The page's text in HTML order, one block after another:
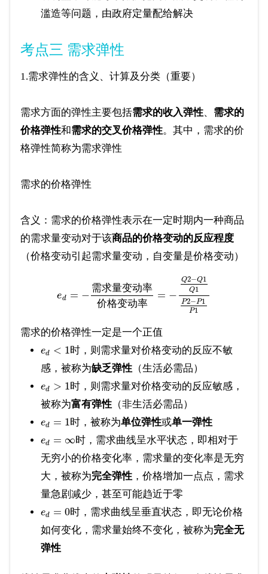
滥造等问题，由政府定量配给解决
考点三 需求弹性
1.需求弹性的含义、计算及分类（重要）
需求方面的弹性主要包括需求的收入弹性、 需求的
价格弹性和需求的交叉价格弹性。其中，需求的价
格弹性简称为需求弹性
需求的价格弹性
含义：需求的价格弹性表示在一定时期内一种商品
的需求量变动对于该商品的价格变动的反应程度
（价格变动引起需求量变动，自变量是价格变动）
ed = −
需求量变动率
价格变动率
= −
Q2−Q1
Q1
P2−P1
P1
需求的价格弹性一定是一个正值
ed < 1时，则需求量对价格变动的反应不敏
感，被称为缺乏弹性（生活必需品）
ed > 1时，则需求量对价格变动的反应敏感，
被称为富有弹性（非生活必需品）
ed = 1时，被称为单位弹性或单一弹性
ed = ∞时，需求曲线呈水平状态，即相对于
无穷小的价格变化率，需求量的变化率是无穷
大，被称为完全弹性，价格增加一点点，需求
量急剧减少，甚至可能趋近于零
ed = 0时，需求曲线呈垂直状态，即无论价格
如何变化，需求量始终不变化，被称为完全无
弹性